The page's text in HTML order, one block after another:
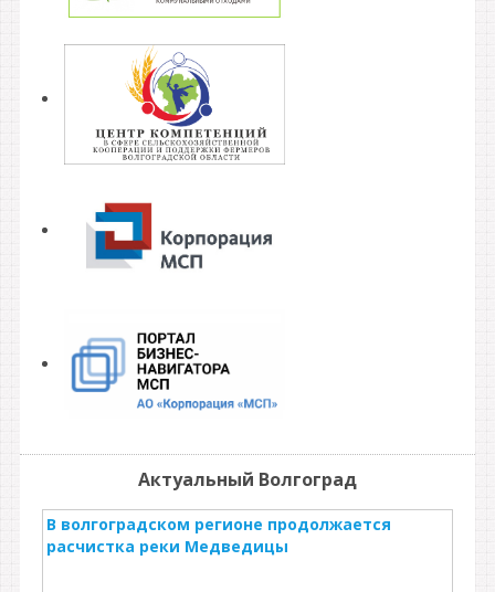
Актуальный Волгоград
В волгоградском регионе продолжается
расчистка реки Медведицы